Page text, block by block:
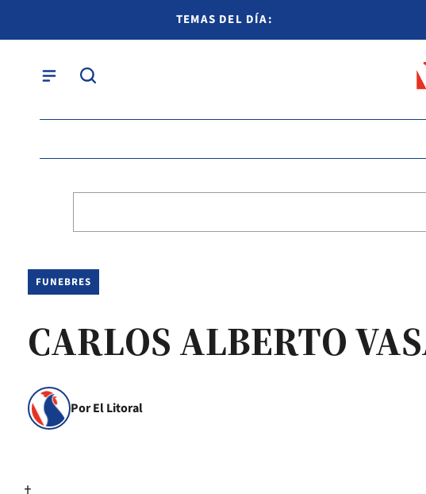
TEMAS DEL DÍA:
FUNEBRES
CARLOS ALBERTO
Por El Litoral